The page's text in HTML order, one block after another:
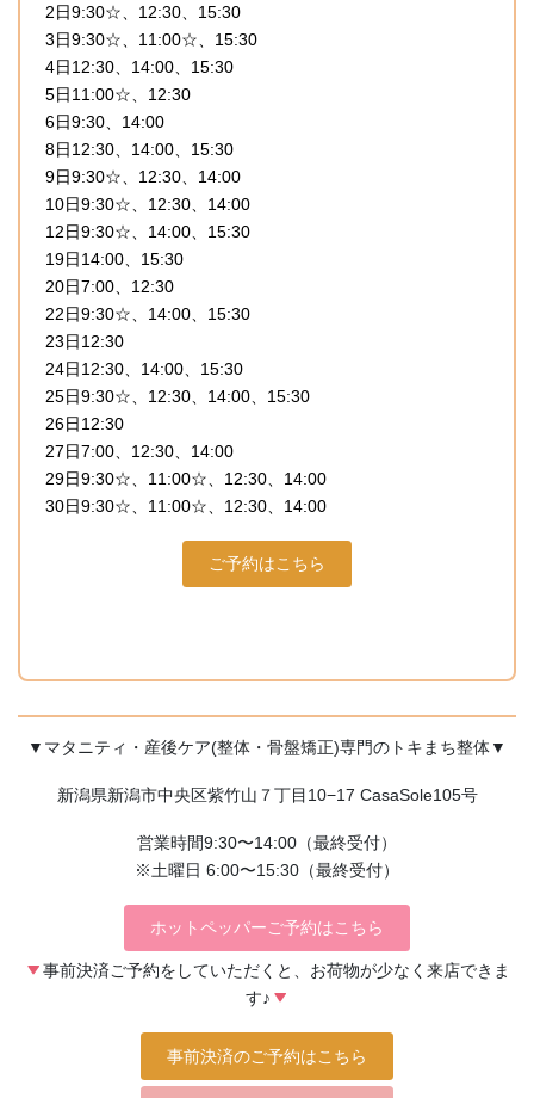
2日9:30☆、12:30、15:30
3日9:30☆、11:00☆、15:30
4日12:30、14:00、15:30
5日11:00☆、12:30
6日9:30、14:00
8日12:30、14:00、15:30
9日9:30☆、12:30、14:00
10日9:30☆、12:30、14:00
12日9:30☆、14:00、15:30
19日14:00、15:30
20日7:00、12:30
22日9:30☆、14:00、15:30
23日12:30
24日12:30、14:00、15:30
25日9:30☆、12:30、14:00、15:30
26日12:30
27日7:00、12:30、14:00
29日9:30☆、11:00☆、12:30、14:00
30日9:30☆、11:00☆、12:30、14:00
ご予約はこちら
▼マタニティ・産後ケア(整体・骨盤矯正)専門のトキまち整体▼
新潟県新潟市中央区紫竹山７丁目10−17 CasaSole105号
営業時間9:30〜14:00（最終受付）
※土曜日 6:00〜15:30（最終受付）
ホットペッパーご予約はこちら
事前決済ご予約をしていただくと、お荷物が少なく来店できま
す♪
事前決済のご予約はこちら